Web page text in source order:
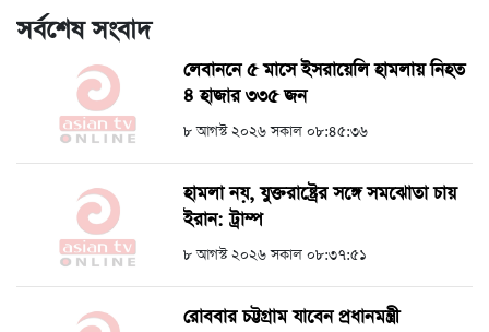
সর্বশেষ সংবাদ
লেবাননে ৫ মাসে ইসরায়েলি হামলায় নিহত
৪ হাজার ৩৩৫ জন
৮ আগস্ট ২০২৬ সকাল ০৮:৪৫:৩৬
হামলা নয়, যুক্তরাষ্ট্রের সঙ্গে সমঝোতা চায়
ইরান: ট্রাম্প
৮ আগস্ট ২০২৬ সকাল ০৮:৩৭:৫১
রোববার চট্টগ্রাম যাবেন প্রধানমন্ত্রী